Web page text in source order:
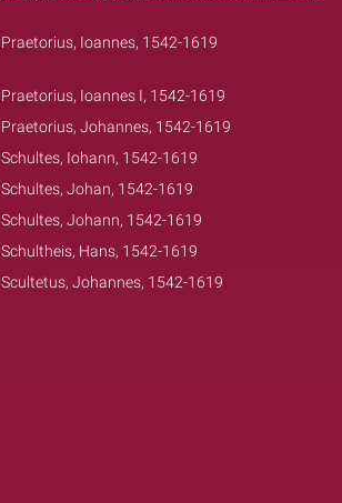
Praetorius, Ioannes, 1542-1619
Praetorius, Ioannes I, 1542-1619
Praetorius, Johannes, 1542-1619
Schultes, Iohann, 1542-1619
Schultes, Johan, 1542-1619
Schultes, Johann, 1542-1619
Schultheis, Hans, 1542-1619
Scultetus, Johannes, 1542-1619